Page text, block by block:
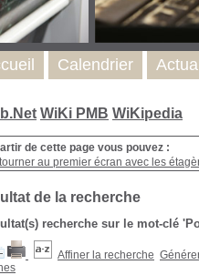
WiKi PMB WiKipedia
de cette page vous pouvez :
au premier écran avec les
de la recherche
recherche sur le mot-clé
Affiner la recherche
Calendrier